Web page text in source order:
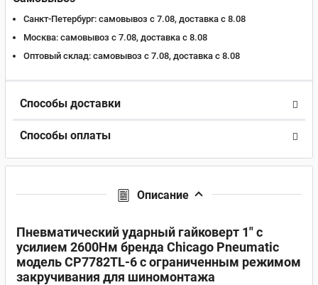
Санкт-Петербург: самовывоз с 7.08, доставка c 8.08
Москва: самовывоз с 7.08, доставка c 8.08
Оптовый склад: самовывоз с 7.08, доставка c 8.08
Способы доставки
Способы оплаты
Описание
Пневматический ударный гайковерт 1" с
усилием 2600Нм бренда Chicago Pneumatic
модель CP7782TL-6 с ограниченным режимом
закручивания для шиномонтажа